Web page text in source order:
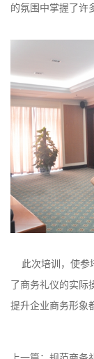
的氛围中掌握了许
此次培训，使参
了商务礼仪的实际
提升企业商务形象